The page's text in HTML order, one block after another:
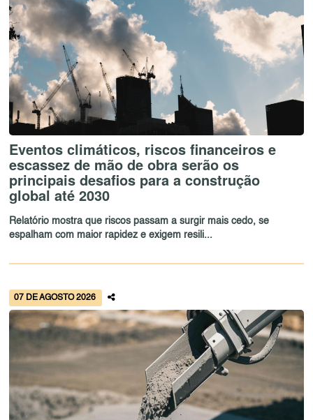
Eventos climáticos, riscos financeiros e
escassez de mão de obra serão os
principais desafios para a construção
global até 2030
Relatório mostra que riscos passam a surgir mais cedo, se
espalham com maior rapidez e exigem resili...
07 DE AGOSTO 2026